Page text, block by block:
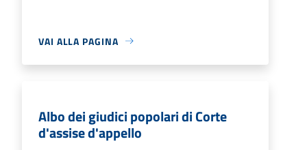
VAI ALLA PAGINA
Albo dei giudici popolari di Corte
d'assise d'appello